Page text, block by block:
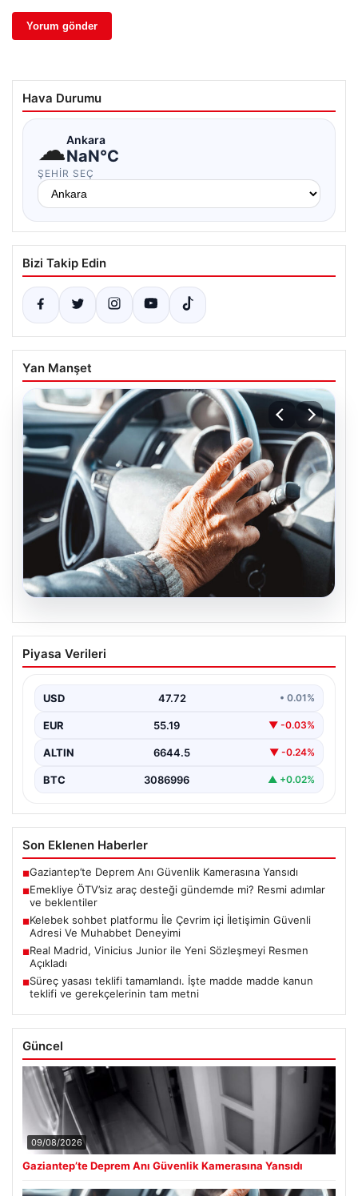
Hava Durumu
☁Ankara
NaN°C
ŞEHIR SEÇ
Bizi Takip Edin
Yan Manşet
Emekliye ÖTV’siz araç desteği
gündemde mi? Resmi adımlar ve
Son zamanlarda sosyal medyada ve çeşitli haber
imkanlarının…
Piyasa Verileri
USD 47.72 • 0.01%
EUR 55.19 ▼ -0.03%
ALTIN 6644.5 ▼ -0.24%
BTC 3086996 ▲ +0.02%
Son Eklenen Haberler
■Gaziantep’te Deprem Anı Güvenlik Kamerasına Yansıdı
■Emekliye ÖTV’siz araç desteği gündemde mi? Resmi adımlar
ve beklentiler
■Kelebek sohbet platformu İle Çevrim içi İletişimin Güvenli
Adresi Ve Muhabbet Deneyimi
■Real Madrid, Vinicius Junior ile Yeni Sözleşmeyi Resmen
Açıkladı
■Süreç yasası teklifi tamamlandı. İşte madde madde kanun
teklifi ve gerekçelerinin tam metni
Güncel
09/08/2026
Gaziantep’te Deprem Anı Güvenlik Kamerasına Yansıdı